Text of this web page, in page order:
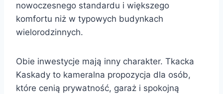
nowoczesnego standardu i większego
komfortu niż w typowych budynkach
wielorodzinnych.
Obie inwestycje mają inny charakter. Tkacka
Kaskady to kameralna propozycja dla osób,
które cenią prywatność, garaż i spokojną